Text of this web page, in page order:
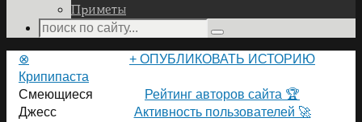
Приметы
Search
Search
Home
⊗
Крипипаста
Смеющиеся
Джесс
+ ОПУБЛИКОВАТЬ ИСТОРИЮ
Рейтинг авторов сайта 🏆
Активность пользователей 🚀